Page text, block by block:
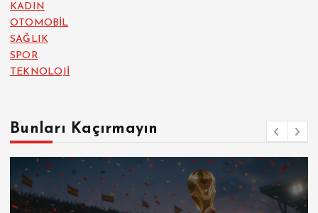
KADIN
OTOMOBİL
SAĞLIK
SPOR
TEKNOLOJİ
Bunları Kaçırmayın